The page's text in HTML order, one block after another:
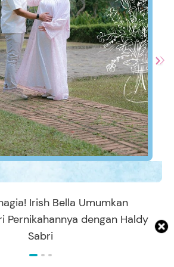
Irish Bella Umumkan
Pernikahannya dengan Haldy
Sabri